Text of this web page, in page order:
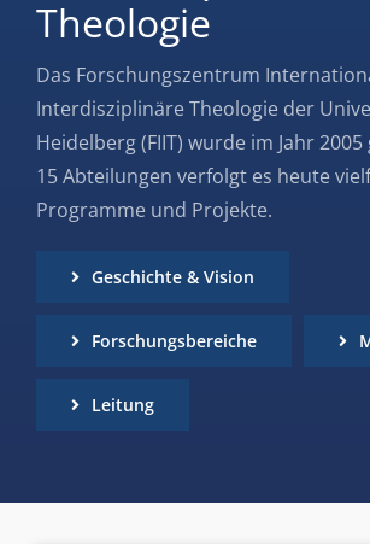
Theologie
Das Forschungszentrum
Interdisziplinäre Theologie der
Heidelberg (FIIT) wurde im Jahr
15 Abteilungen verfolgt es heute
Programme und Projekte.
Geschichte & Vision
Forschungsbereiche
Leitung